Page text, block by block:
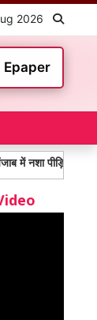
2026
Epaper
में 65% से अधिक